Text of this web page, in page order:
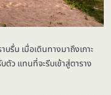
รื่น เมื่อเดินทางมาถึงเกาะ
ตัว แทนที่จะรีบเข้าสู่ตาราง